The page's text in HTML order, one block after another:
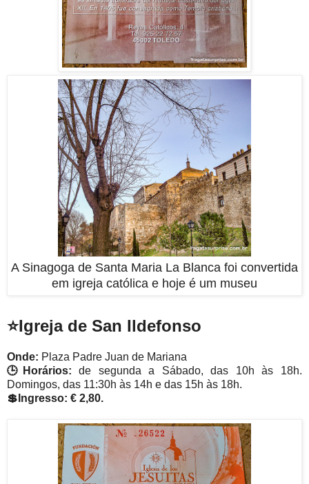
A Sinagoga de Santa Maria La Blanca foi convertida
em igreja católica e hoje é um museu
⭐Igreja de San Ildefonso
Onde: Plaza Padre Juan de Mariana
🕒Horários:de segunda a Sábado, das 10h às 18h.
Domingos, das 11:30h às 14h e das 15h às 18h.
💲Ingresso: € 2,80.